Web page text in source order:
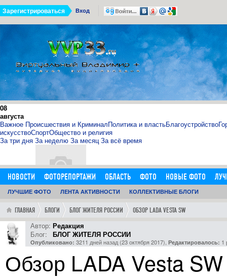
Вход
Зарегистрироваться
08
августа
Важное Происшествия и КриминалПолитика и властьБлагоустройство
искусствоСпортОбщество и религия
За три дня За неделю За месяц За всё время
11:14:00
http://sosna.kiev.ua - искуственная ёлка - нечно
Как я выбрал искусственную елку 1,8 м в инернет-магазине
НОВОСТИ ФОТОРЕПОРТАЖИ ОБЛАСТЬ ФОТО НОВЫЕ ФОТО
ОБЪЯВЛЕНИЯ
ДОБАВИТЬ ОБЪЯВЛЕНИЕ ЛЮДИ ФОРУМ ГОРОД
ЛУЧШИЕ ФОТО ЛЕНТА АКТИВНОСТИ КОЛЛЕКТИВНЫЕ БЛОГИ
ГЛАВНАЯ БЛОГИ БЛОГ ЖИТЕЛЯ РОССИИ ОБЗОР LADA VESTA SW
Автор: Редакция
Блог:
БЛОГ ЖИТЕЛЯ РОССИИ
Опубликовано: 3211 дней назад (23 октября 2017), Редактировалось: 1
Обзор LADA Vesta SW